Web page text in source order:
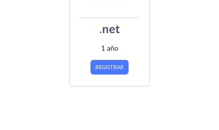
.net
1 año
REGISTRAR